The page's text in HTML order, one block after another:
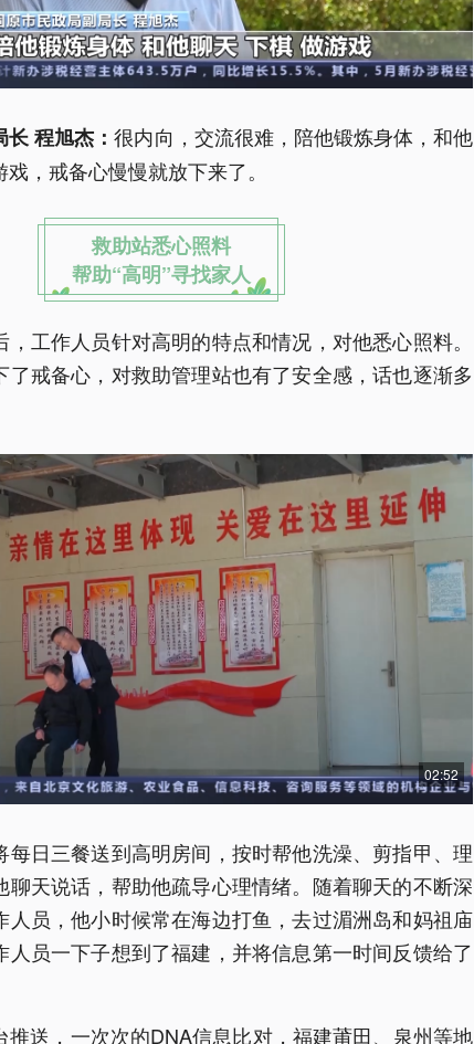
长 程旭杰：很内向，交流很难，陪他锻炼身体，和他
，戒备心慢慢就放下来了。
救助站悉心照料
帮助“高明”寻找家人
工作人员针对高明的特点和情况，对他悉心照料。
了戒备心，对救助管理站也有了安全感，话也逐渐多
02:52
每日三餐送到高明房间，按时帮他洗澡、剪指甲、理
聊天说话，帮助他疏导心理情绪。随着聊天的不断深
人员，他小时候常在海边打鱼，去过湄洲岛和妈祖庙
人员一下子想到了福建，并将信息第一时间反馈给了
推送，一次次的DNA信息比对，福建莆田、泉州等地